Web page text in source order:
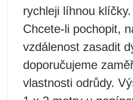
rychleji líhnou klíčky.
Chcete-li pochopit,
vzdálenost zasadit
doporučujeme
vlastnosti odrůdy.